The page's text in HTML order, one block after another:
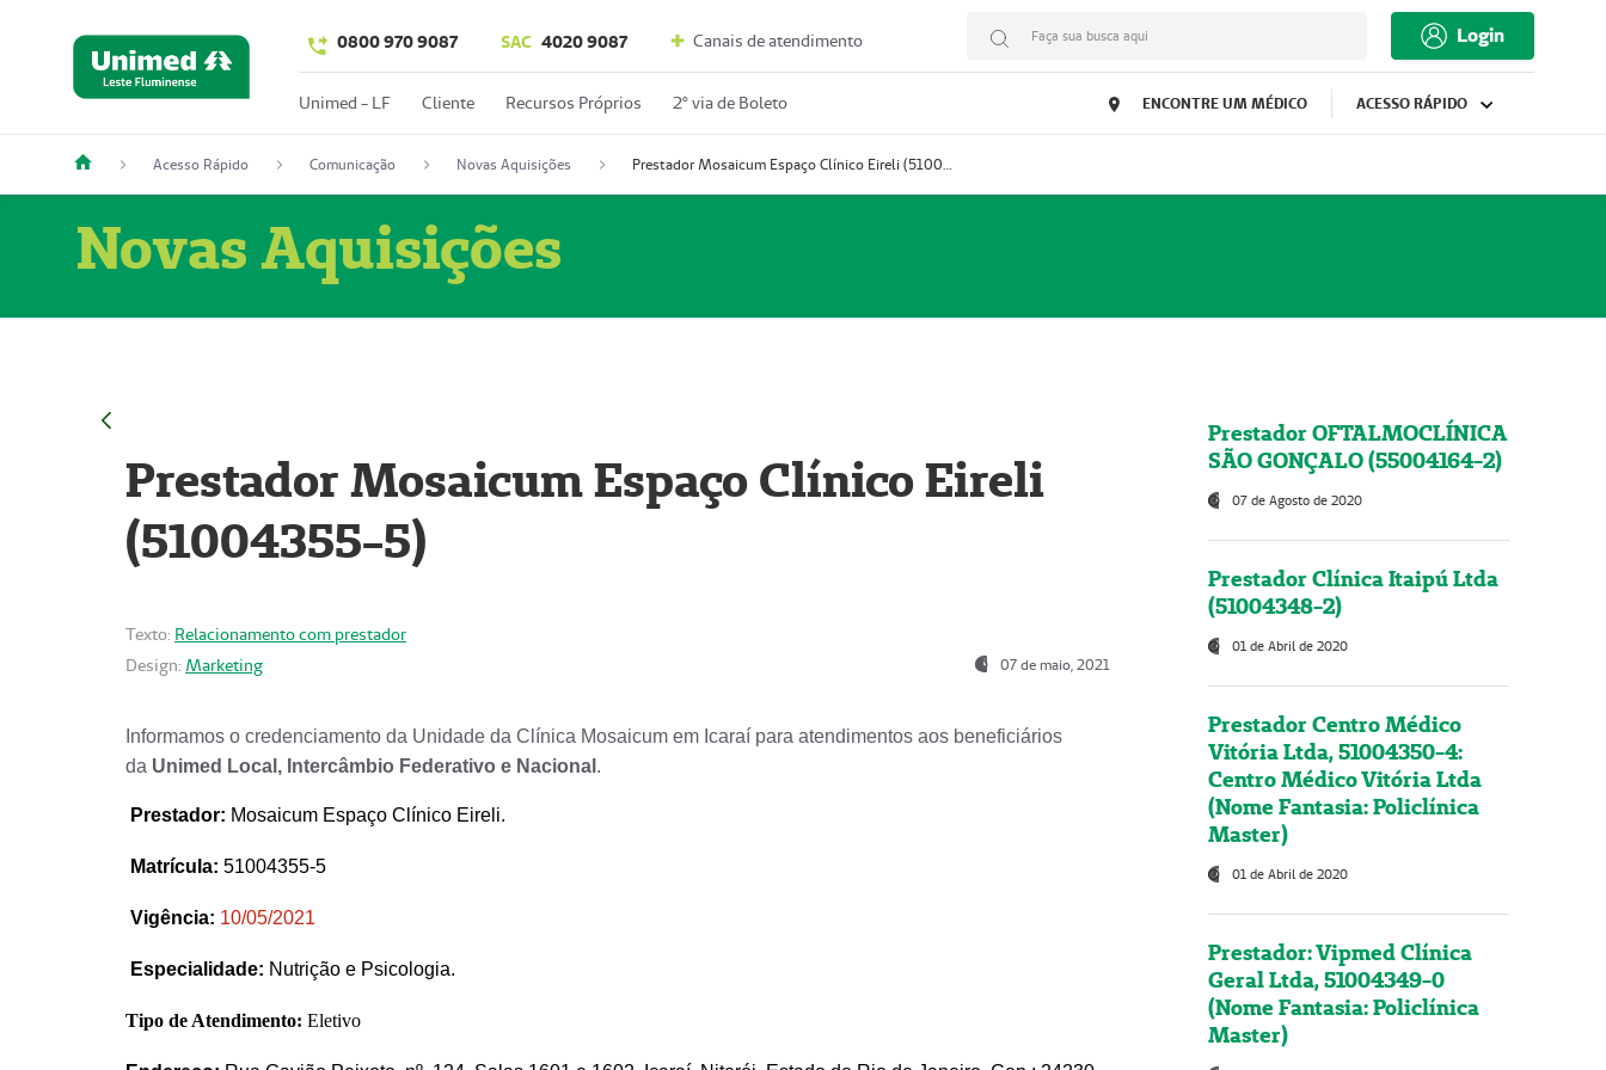
0800 970 9087 SAC 4020 9087 Canais de atendimento Faça sua busca aqui Login
Unimed - LF Cliente Recursos Próprios 2º via de Boleto ENCONTRE UM MÉDICO ACESSO RÁPIDO
Acesso Rápido Comunicação Novas Aquisições Prestador Mosaicum Espaço Clínico Eireli (51004355-5)
Novas Aquisições
Prestador Mosaicum Espaço Clínico Eireli
(51004355-5)
Texto: Relacionamento com prestador
Design: Marketing 07 de maio, 2021
Informamos o credenciamento da Unidade da Clínica Mosaicum em Icaraí para atendimentos aos beneficiários
da Unimed Local, Intercâmbio Federativo e Nacional .
Prestador: Mosaicum Espaço Clínico Eireli.
Matrícula: 51004355-5
Vigência: 10/05/2021
Especialidade: Nutrição e Psicologia.
Tipo de Atendimento: Eletivo
Prestador OFTALMOCLÍNICA
SÃO GONÇALO (55004164-2)
07 de Agosto de 2020
Prestador Clínica Itaipú Ltda
(51004348-2)
01 de Abril de 2020
Prestador Centro Médico
Vitória Ltda, 51004350-4:
Centro Médico Vitória Ltda
(Nome Fantasia: Policlínica
Master)
01 de Abril de 2020
Prestador: Vipmed Clínica
Geral Ltda, 51004349-0
(Nome Fantasia: Policlínica
Master)